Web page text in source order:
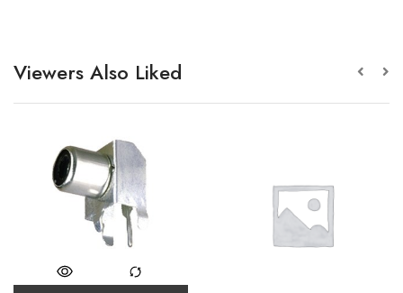
Viewers Also Liked